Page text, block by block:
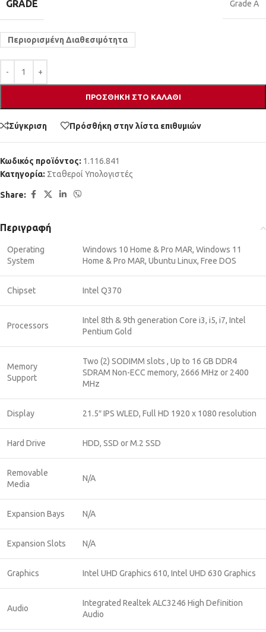
GRADE Grade A
Περιορισμένη Διαθεσιμότητα
ΠΡΟΣΘΉΚΗ ΣΤΟ ΚΑΛΆΘΙ
Σύγκριση Πρόσθήκη στην λίστα επιθυμιών
Κωδικός προϊόντος: 1.116.841
Κατηγορία: Σταθεροί Υπολογιστές
Share:
Περιγραφή
Operating
System
Windows 10 Home & Pro MAR, Windows 11
Home & Pro MAR, Ubuntu Linux, Free DOS
Chipset Intel Q370
Processors
Intel 8th & 9th generation Core i3, i5, i7, Intel
Pentium Gold
Memory
Support
Two (2) SODIMM slots , Up to 16 GB DDR4
SDRAM Non-ECC memory, 2666 MHz or 2400
MHz
Display 21.5″ IPS WLED, Full HD 1920 x 1080 resolution
Hard Drive HDD, SSD or M.2 SSD
Removable
Media
N/A
Expansion Bays N/A
Expansion Slots N/A
Graphics Intel UHD Graphics 610, Intel UHD 630 Graphics
Audio
Integrated Realtek ALC3246 High Definition
Audio